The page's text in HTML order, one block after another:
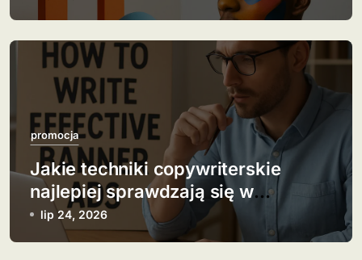
promocja
Jakie techniki copywriterskie
najlepiej sprawdzają się w
banerach?
lip 24, 2026